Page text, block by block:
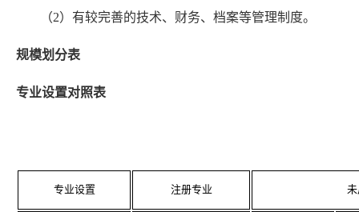
（2）有较完善的技术、财务、档案等管理制度。
规模划分表
专业设置对照表
专业设置 注册专业